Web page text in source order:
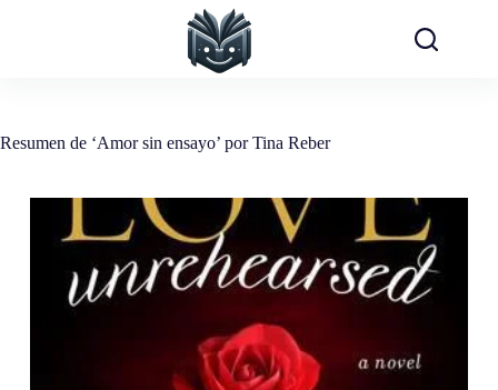
Resumen de ‘Amor sin ensayo’ por Tina Reber